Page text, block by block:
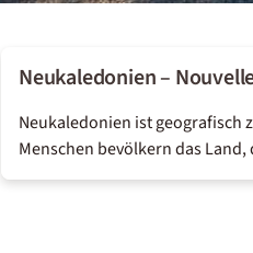
Neukaledonien –
Neukaledonien ist geografisch
Menschen bevölkern das